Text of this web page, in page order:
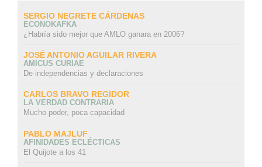
SERGIO NEGRETE CÁRDENAS
ECONOKAFKA
¿Habría sido mejor que AMLO ganara en 2006?
JOSÉ ANTONIO AGUILAR RIVERA
AMICUS CURIAE
De independencias y declaraciones
CARLOS BRAVO REGIDOR
LA VERDAD CONTRARIA
Mucho poder, poca capacidad
PABLO MAJLUF
AFINIDADES ECLÉCTICAS
El Quijote a los 41